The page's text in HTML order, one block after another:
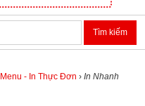
Menu - In Thực Đơn › In Nhanh